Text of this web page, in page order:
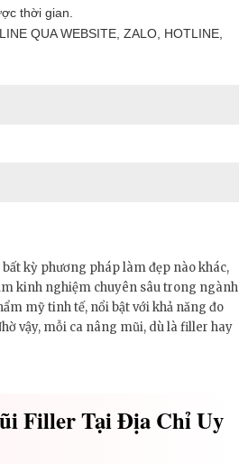
thời gian.
QUA WEBSITE, ZALO, HOTLINE,
kỳ phương pháp làm đẹp nào khác,
kinh nghiệm chuyên sâu trong ngành
mỹ tinh tế, nổi bật với khả năng đo
vậy, mỗi ca nâng mũi, dù là filler hay
Filler Tại Địa Chỉ Uy